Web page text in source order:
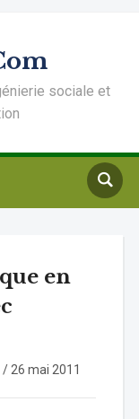
sociale et
en
/ 26 mai 2011